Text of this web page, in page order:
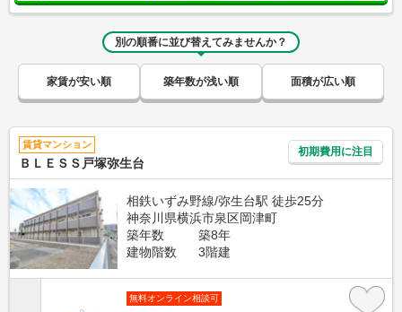
別の順番に並び替えてみませんか？
家賃が安い順 築年数が浅い順 面積が広い順
賃貸マンション
ＢＬＥＳＳ戸塚弥生台
初期費用に注目
相鉄いずみ野線/弥生台駅 徒歩25分
神奈川県横浜市泉区岡津町
築年数
築8年
建物階数
3階建
無料オンライン相談可